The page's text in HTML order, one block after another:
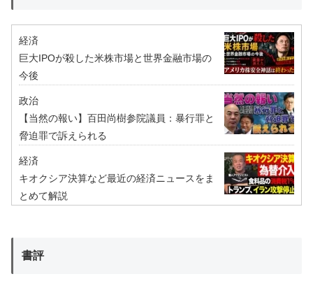
経済
巨大IPOが殺した米株市場と世界金融市場の
今後
政治
【当然の報い】百田尚樹参院議員：暴行罪と
脅迫罪で訴えられる
経済
キオクシア決算など最近の経済ニュースをま
とめて解説
書評